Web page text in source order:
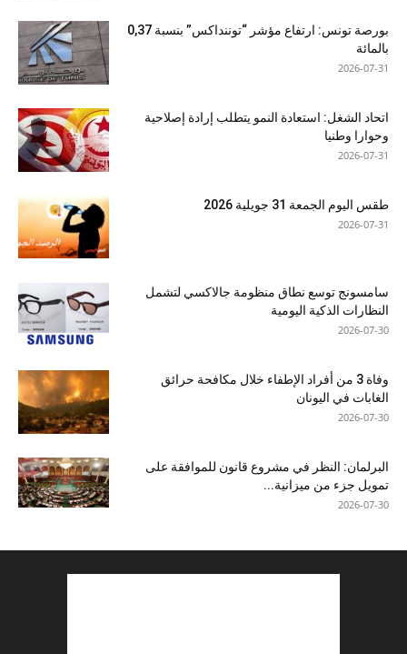
بورصة تونس: ارتفاع مؤشر “توننداكس” بنسبة 0,37
بالمائة
2026-07-31
اتحاد الشغل: استعادة النمو يتطلب إرادة إصلاحية
وحوارا وطنيا
2026-07-31
طقس اليوم الجمعة 31 جويلية 2026
2026-07-31
سامسونج توسع نطاق منظومة جالاكسي لتشمل
النظارات الذكية اليومية
2026-07-30
وفاة 3 من أفراد الإطفاء خلال مكافحة حرائق
الغابات في اليونان
2026-07-30
البرلمان: النظر في مشروع قانون للموافقة على
تمويل جزء من ميزانية...
2026-07-30